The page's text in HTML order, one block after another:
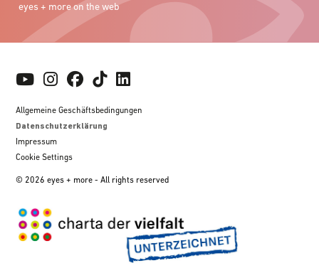
eyes + more on the web
Allgemeine Geschäftsbedingungen
Datenschutzerklärung
Impressum
Cookie Settings
© 2026 eyes + more - All rights reserved